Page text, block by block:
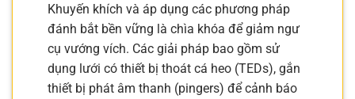
Khuyến khích và áp dụng các phương pháp
đánh bắt bền vững là chìa khóa để giảm ngư
cụ vướng vích. Các giải pháp bao gồm sử
dụng lưới có thiết bị thoát cá heo (TEDs), gắn
thiết bị phát âm thanh (pingers) để cảnh báo